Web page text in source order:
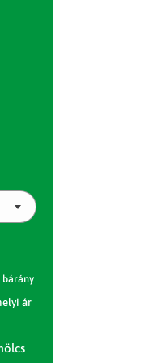
bárány
ár